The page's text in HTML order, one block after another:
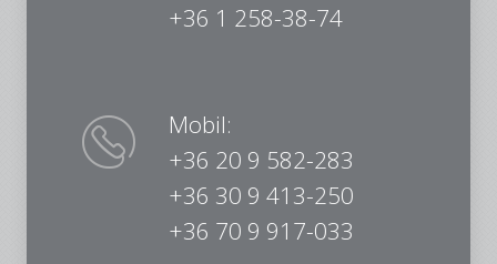
+36 1 258-38-74
Mobil:
+36 20 9 582-283
+36 30 9 413-250
+36 70 9 917-033